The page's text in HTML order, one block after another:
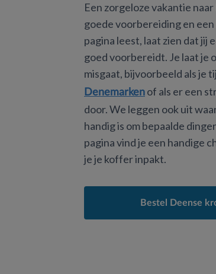
Een zorgeloze vakantie
goede voorbereiding en
pagina leest, laat zien dat jij
goed voorbereidt. Je laat je
misgaat, bijvoorbeeld als je
Denemarken of als er een
door. We leggen ook uit
handig is om bepaalde
pagina vind je een handige
je je koffer inpakt.
Bestel Deense